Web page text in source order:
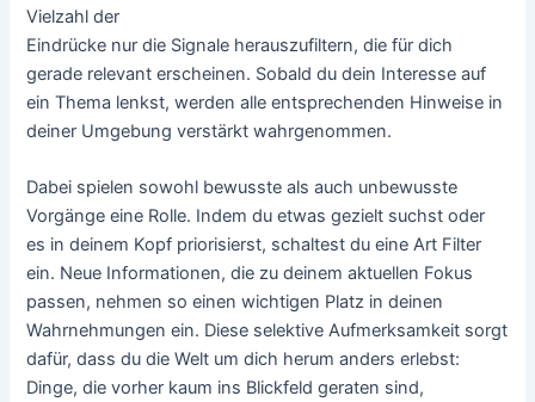
Vielzahl der
Eindrücke nur die Signale herauszufiltern, die für dich
gerade relevant erscheinen. Sobald du dein Interesse auf
ein Thema lenkst, werden alle entsprechenden Hinweise in
deiner Umgebung verstärkt wahrgenommen.
Dabei spielen sowohl bewusste als auch unbewusste
Vorgänge eine Rolle. Indem du etwas gezielt suchst oder
es in deinem Kopf priorisierst, schaltest du eine Art Filter
ein. Neue Informationen, die zu deinem aktuellen Fokus
passen, nehmen so einen wichtigen Platz in deinen
Wahrnehmungen ein. Diese selektive Aufmerksamkeit sorgt
dafür, dass du die Welt um dich herum anders erlebst:
Dinge, die vorher kaum ins Blickfeld geraten sind,